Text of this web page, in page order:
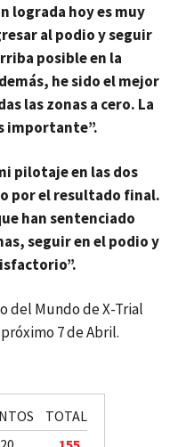
lograda hoy es muy
al podio y seguir
posible en la
he sido el mejor
las zonas a cero. La
importante”.
pilotaje en las dos
por el resultado final.
han sentenciado
seguir en el podio y
del Mundo de X-Trial
7 de Abril.
TOTAL